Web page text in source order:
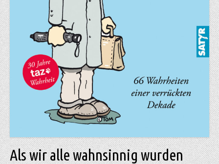
Als wir alle wahnsinnig wurden